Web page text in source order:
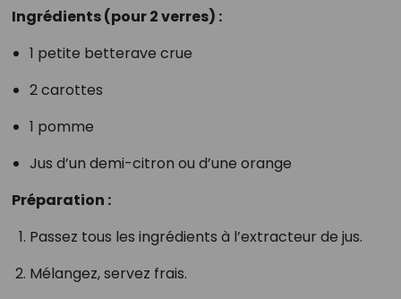
Ingrédients (pour 2 verres) :
1 petite betterave crue
2 carottes
1 pomme
Jus d’un demi-citron ou d’une orange
Préparation :
Passez tous les ingrédients à l’extracteur de jus.
Mélangez, servez frais.